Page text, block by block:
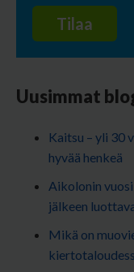
Uusimmat
Kaitsu – yli 30
hyvää henkeä
Aikolonin
jälkeen
Mikä on